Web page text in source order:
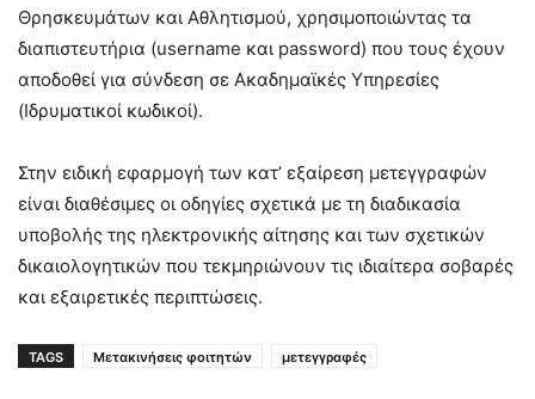
Θρησκευμάτων και Αθλητισμού, χρησιμοποιώντας τα
διαπιστευτήρια (username και password) που τους έχουν
αποδοθεί για σύνδεση σε Ακαδημαϊκές Υπηρεσίες
(Ιδρυματικοί κωδικοί).
Στην ειδική εφαρμογή των κατ’ εξαίρεση μετεγγραφών
είναι διαθέσιμες οι οδηγίες σχετικά με τη διαδικασία
υποβολής της ηλεκτρονικής αίτησης και των σχετικών
δικαιολογητικών που τεκμηριώνουν τις ιδιαίτερα σοβαρές
και εξαιρετικές περιπτώσεις.
TAGS Μετακινήσεις φοιτητών μετεγγραφές